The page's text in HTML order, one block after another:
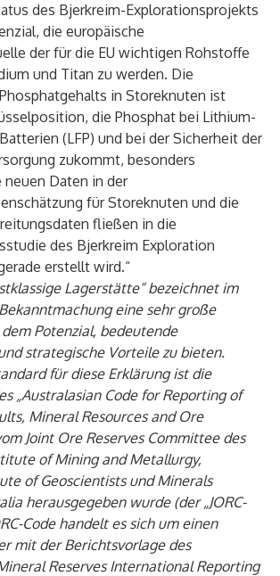
des Bjerkreim-Explorationsprojekts
die europäische
der für die EU wichtigen Rohstoffe
und Titan zu werden. Die
in Storeknuten ist
die Phosphat bei Lithium-
(LFP) und bei der Sicherheit der
zukommt, besonders
Daten in der
für Storeknuten und die
fließen in die
des Bjerkreim Exploration
erstellt wird.“
Lagerstätte“ bezeichnet im
eine sehr große
Potenzial, bedeutende
strategische Vorteile zu bieten.
für diese Erklärung ist die
„Australasian Code for Reporting of
Mineral Resources and Ore
Joint Ore Reserves Committee des
of Mining and Metallurgy,
of Geoscientists und Minerals
herausgegeben wurde (der „JORC-
Code handelt es sich um einen
mit der Berichtsvorlage des
Reserves International Reporting